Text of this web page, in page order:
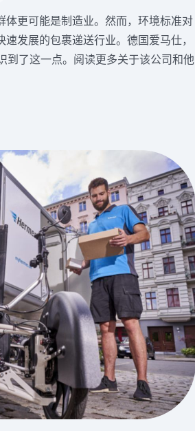
更可能是制造业。然而，环境标准对
发展的包裹递送行业。德国爱马仕，
到了这一点。阅读更多关于该公司和他